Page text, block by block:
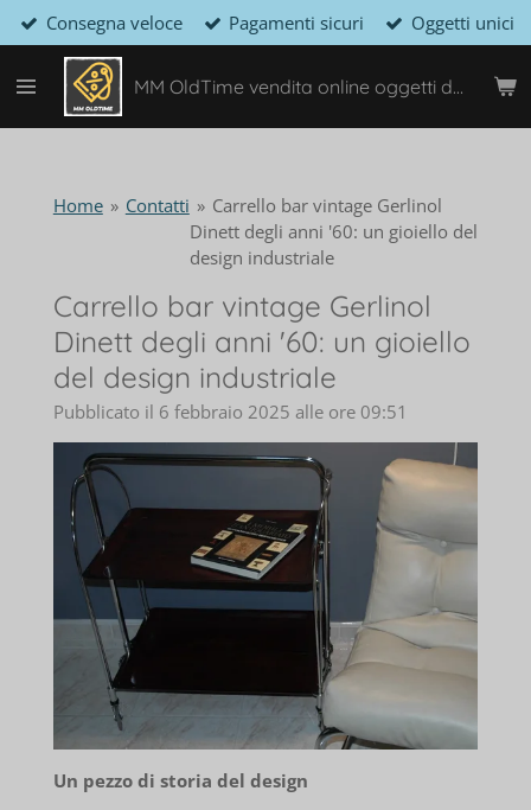
Vai
al
contenuto
principale
MM OldTime vendita online oggetti design e vintage
Consegna veloce Pagamenti sicuri Oggetti unici
Home » Contatti » Carrello bar vintage Gerlinol
Dinett degli anni '60: un gioiello del
design industriale
Carrello bar vintage Gerlinol
Dinett degli anni '60: un gioiello
del design industriale
Pubblicato il 6 febbraio 2025 alle ore 09:51
Un pezzo di storia del design